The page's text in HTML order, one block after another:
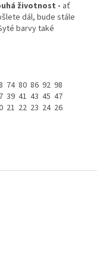
životnost - ať
dál, bude stále
barvy také
74 80 86 92 98
39 41 43 45 47
21 22 23 24 26